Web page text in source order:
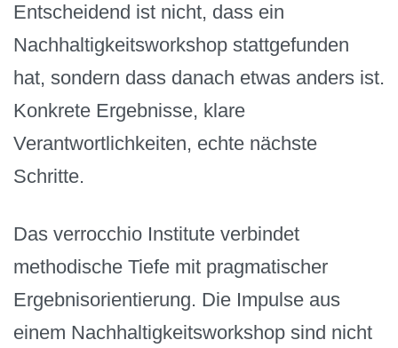
Entscheidend ist nicht, dass ein
Nachhaltigkeitsworkshop stattgefunden
hat, sondern dass danach etwas anders ist.
Konkrete Ergebnisse, klare
Verantwortlichkeiten, echte nächste
Schritte.
Das verrocchio Institute verbindet
methodische Tiefe mit pragmatischer
Ergebnisorientierung. Die Impulse aus
einem Nachhaltigkeitsworkshop sind nicht